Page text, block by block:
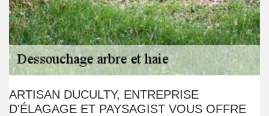
ARTISAN DUCULTY, ENTREPRISE
D'ÉLAGAGE ET PAYSAGIST VOUS OFFRE